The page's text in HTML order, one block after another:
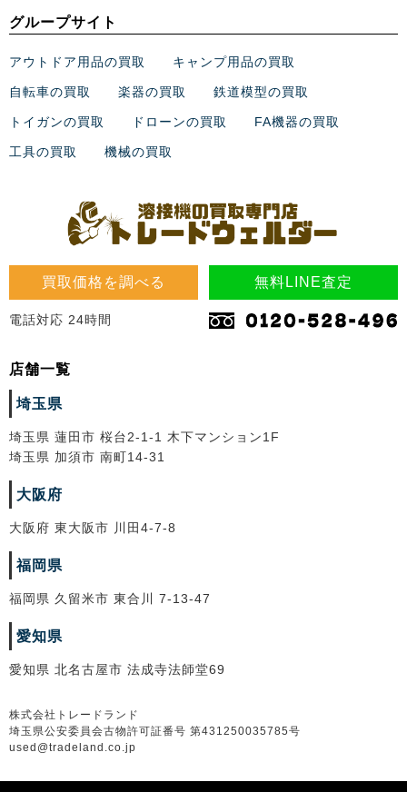
買取価格を調べる 無料LINE査定
電話対応 24時間
店舗一覧
埼玉県
埼玉県 蓮田市 桜台2-1-1 木下マンション1F
埼玉県 加須市 南町14-31
大阪府
大阪府 東大阪市 川田4-7-8
福岡県
福岡県 久留米市 東合川 7-13-47
愛知県
愛知県 北名古屋市 法成寺法師堂69
株式会社トレードランド
埼玉県公安委員会古物許可証番号 第431250035785号
used@tradeland.co.jp
グループサイト
アウトドア用品の買取 キャンプ用品の買取
自転車の買取 楽器の買取 鉄道模型の買取
トイガンの買取 ドローンの買取 FA機器の買取
工具の買取 機械の買取